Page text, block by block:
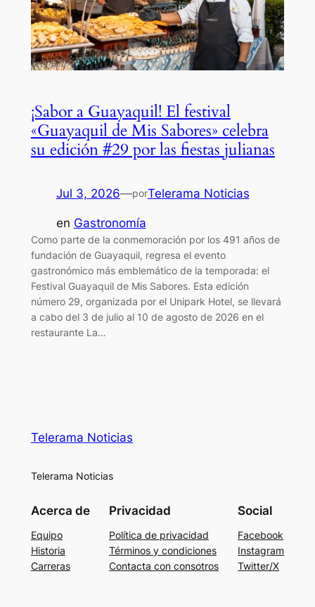
¡Sabor a Guayaquil! El festival
«Guayaquil de Mis Sabores» celebra
su edición #29 por las fiestas julianas
Jul 3, 2026—porTelerama Noticias
en Gastronomía
Como parte de la conmemoración por los 491 años de
fundación de Guayaquil, regresa el evento
gastronómico más emblemático de la temporada: el
Festival Guayaquil de Mis Sabores. Esta edición
número 29, organizada por el Unipark Hotel, se llevará
a cabo del 3 de julio al 10 de agosto de 2026 en el
restaurante La…
Telerama Noticias
Telerama Noticias
Acerca de
Equipo
Historia
Carreras
Privacidad
Política de privacidad
Términos y condiciones
Contacta con consotros
Social
Facebook
Instagram
Twitter/X